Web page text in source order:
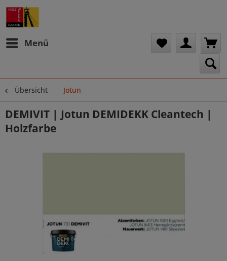
Menü
Übersicht Jotun
DEMIVIT | Jotun DEMIDEKK Cleantech |
Holzfarbe